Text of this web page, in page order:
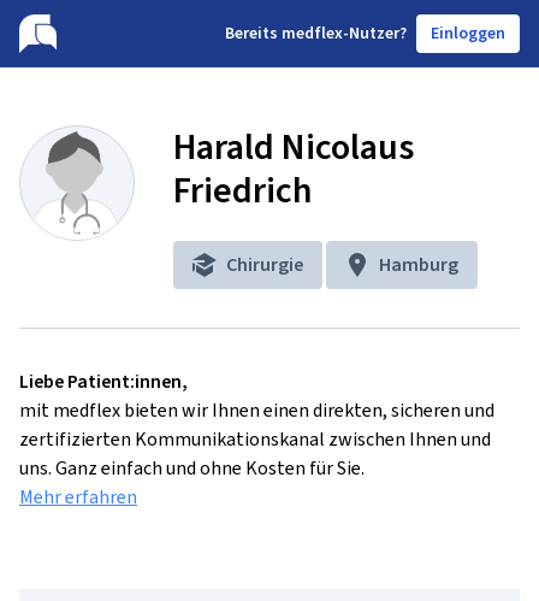
Bereits medflex-Nutzer? Einloggen
Harald Nicolaus
Friedrich
Chirurgie Hamburg
Liebe Patient:innen,
mit medflex bieten wir Ihnen einen direkten, sicheren und
zertifizierten Kommunikationskanal zwischen Ihnen und
uns. Ganz einfach und ohne Kosten für Sie.
Mehr erfahren